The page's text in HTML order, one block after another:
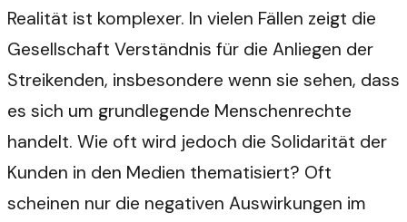
Realität ist komplexer. In vielen Fällen zeigt die
Gesellschaft Verständnis für die Anliegen der
Streikenden, insbesondere wenn sie sehen, dass
es sich um grundlegende Menschenrechte
handelt. Wie oft wird jedoch die Solidarität der
Kunden in den Medien thematisiert? Oft
scheinen nur die negativen Auswirkungen im